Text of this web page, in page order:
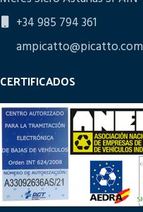
+34 985 794 361
ampicatto@picatto.com
CERTIFICADOS